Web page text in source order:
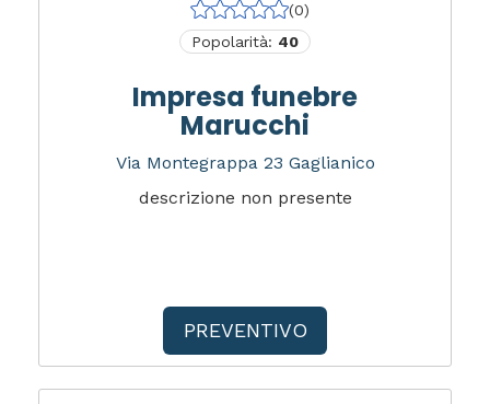
(0)
Popolarità: 40
Impresa funebre
Marucchi
Via Montegrappa 23 Gaglianico
descrizione non presente
PREVENTIVO